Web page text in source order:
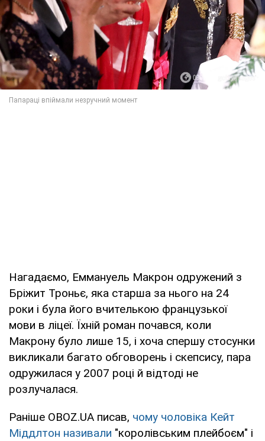
Нагадаємо, Еммануель Макрон одружений з
Бріжит Троньє, яка старша за нього на 24
роки і була його вчителькою французької
мови в ліцеї. Їхній роман почався, коли
Макрону було лише 15, і хоча спершу стосунки
викликали багато обговорень і скепсису, пара
одружилася у 2007 році й відтоді не
розлучалася.
Раніше OBOZ.UA писав, чому чоловіка Кейт
Міддлтон називали "королівським плейбоєм" і